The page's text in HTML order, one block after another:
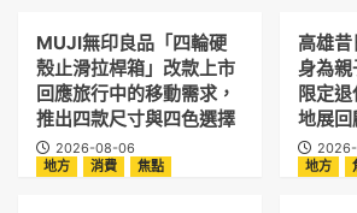
MUJI無印良品「四輪硬
殼止滑拉桿箱」改款上市
回應旅行中的移動需求，
推出四款尺寸與四色選擇
2026-08-06
高雄
身為親
限定
地展回
地方
消費 焦點 地方